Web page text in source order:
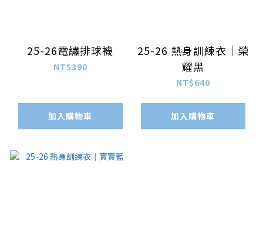
25-26電繡排球襪
NT$390
加入購物車
25-26 熱身訓練衣｜榮
耀黑
NT$640
加入購物車